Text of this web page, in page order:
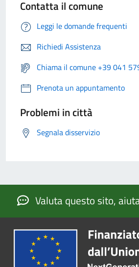
Contatta il comune
Leggi le domande frequenti
Richiedi Assistenza
Chiama il comune +39 041
Prenota un appuntamento
Problemi in città
Segnala disservizio
Valuta questo sito,